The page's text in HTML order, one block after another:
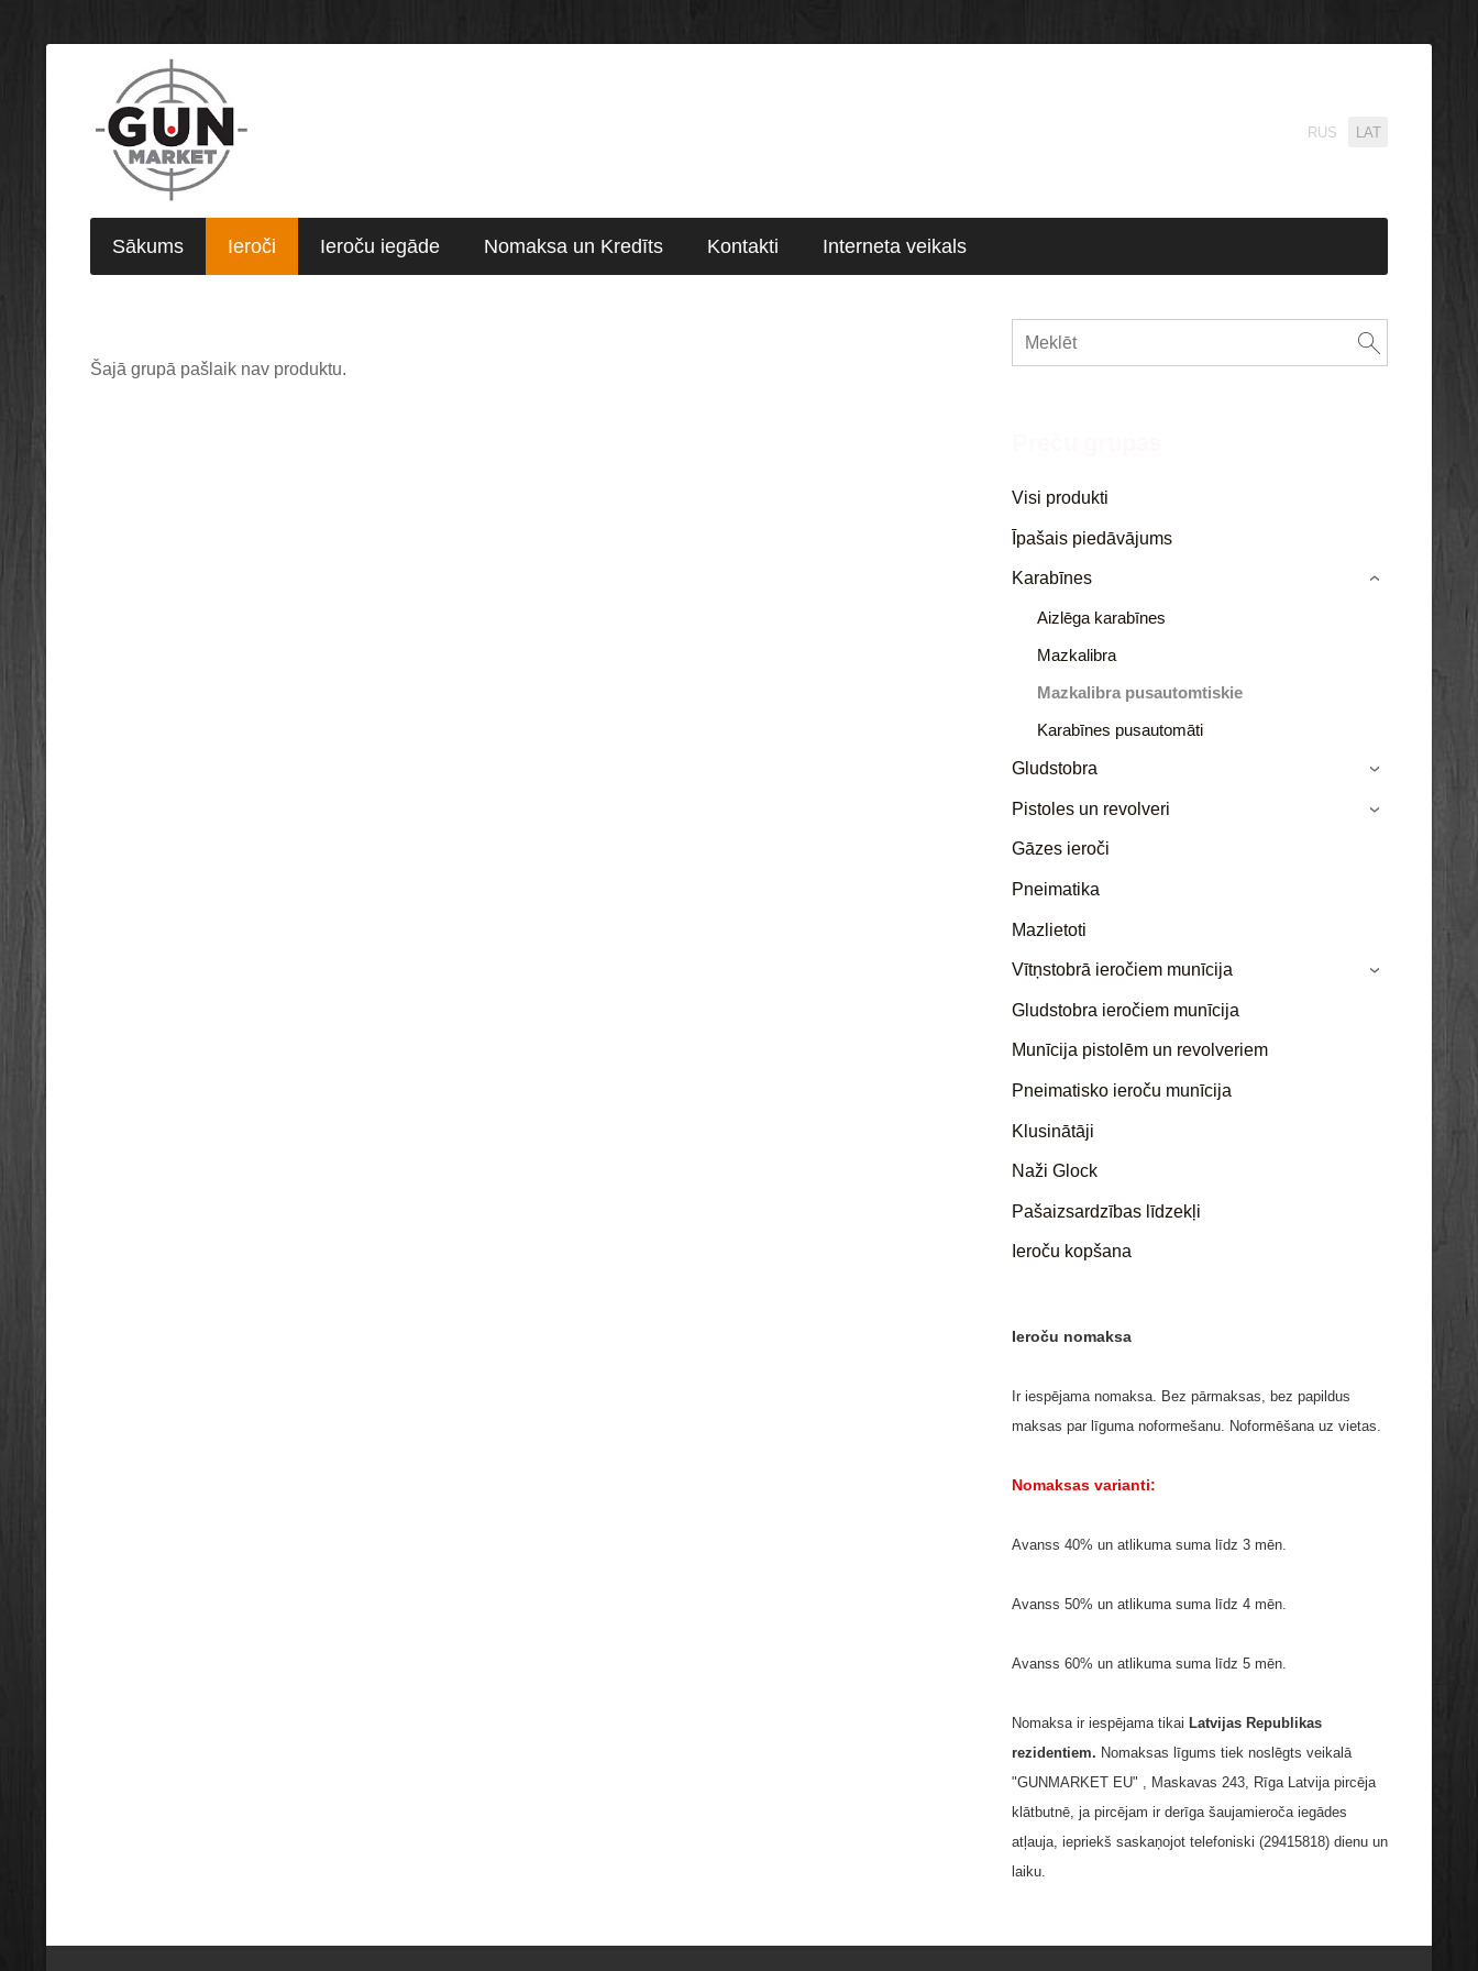
RUS LAT
Sākums Ieroči Ieroču iegāde Nomaksa un Kredīts Kontakti Interneta veikals
Visi produkti
Īpašais piedāvājums
Karabīnes
Aizlēga karabīnes
Mazkalibra
Mazkalibra pusautomtiskie
Karabīnes pusautomāti
›
Gludstobra ›
Pistoles un revolveri ›
Gāzes ieroči
Pneimatika
Mazlietoti
Vītņstobrā ieročiem munīcija ›
Gludstobra ieročiem munīcija
Munīcija pistolēm un revolveriem
Pneimatisko ieroču munīcija
Klusinātāji
Naži Glock
Pašaizsardzības līdzekļi
Ieroču kopšana
Ieroču nomaksa
Ir iespējama nomaksa. Bez pārmaksas, bez papildus
maksas par līguma noformešanu. Noformēšana uz vietas.
Nomaksas varianti:
Avanss 40% un atlikuma suma līdz 3 mēn.
Avanss 50% un atlikuma suma līdz 4 mēn.
Avanss 60% un atlikuma suma līdz 5 mēn.
Nomaksa ir iespējama tikai Latvijas Republikas
rezidentiem. Nomaksas līgums tiek noslēgts veikalā
"GUNMARKET EU" , Maskavas 243, Rīga Latvija pircēja
klātbutnē, ja pircējam ir derīga šaujamieroča iegādes
atļauja, iepriekš saskaņojot telefoniski (29415818) dienu un
laiku.
Šajā grupā pašlaik nav produktu.